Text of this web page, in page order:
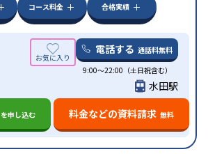
コース料金 合格実績
電話する 通話料無料
9:00～22:00（土日祝含む）
水田駅
を申し込む 料金などの資料請求 無料